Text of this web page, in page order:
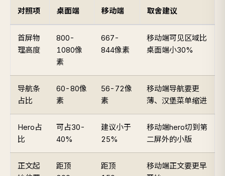
对照项 桌面端 移动端 取舍建议
首屏物
理高度
800-
1080像
素
667-
844像素
移动端可见区域比
桌面端小30%
导航条
占比
60-80像
素
56-72像
素
移动端导航要更
薄、汉堡菜单缩进
Hero占
比
可占30-
40%
建议小于
25%
移动端hero切到第
二屏外的小版
正文起
距顶
距顶
移动端正文要更早